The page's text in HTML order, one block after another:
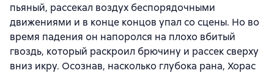
пьяный, рассекал воздух беспорядочными
движениями и в конце концов упал со сцены. Но во
время падения он напоролся на плохо вбитый
гвоздь, который раскроил брючину и рассек сверху
вниз икру. Осознав, насколько глубока рана, Хорас